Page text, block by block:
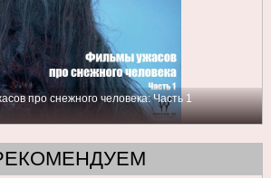
про снежного человека: Часть 1